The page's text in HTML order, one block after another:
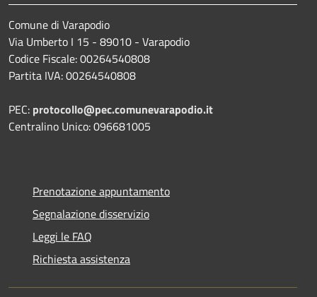
Comune di Varapodio
Via Umberto I 15 - 89010 - Varapodio
Codice Fiscale: 00264540808
Partita IVA: 00264540808
PEC: protocollo@pec.comunevarapodio.it
Centralino Unico: 096681005
Prenotazione appuntamento
Segnalazione disservizio
Leggi le FAQ
Richiesta assistenza